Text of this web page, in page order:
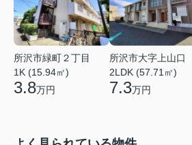
所沢市緑町２丁目
1K (15.94㎡)
3.8万円
所沢市大字上山口
2LDK (57.71㎡)
7.3万円